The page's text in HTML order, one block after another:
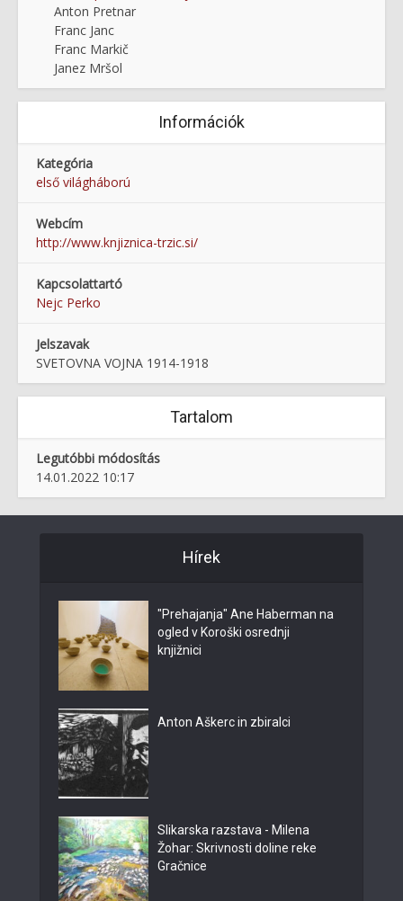
Anton Pretnar
Franc Janc
Franc Markič
Janez Mršol
Információk
Kategória
első világháború
Webcím
http://www.knjiznica-trzic.si/
Kapcsolattartó
Nejc Perko
Jelszavak
SVETOVNA VOJNA 1914-1918
Tartalom
Legutóbbi módosítás
14.01.2022 10:17
Hírek
"Prehajanja" Ane Haberman na
ogled v Koroški osrednji
knjižnici
Anton Aškerc in zbiralci
Slikarska razstava - Milena
Žohar: Skrivnosti doline reke
Gračnice